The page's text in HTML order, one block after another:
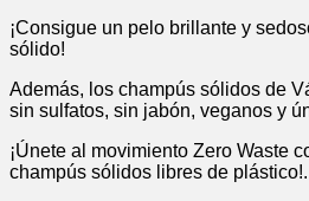
¡Consigue un pelo brillante y
sólido!
Además, los champús sólidos de
sin sulfatos, sin jabón, veganos y
¡Únete al movimiento Zero Waste
champús sólidos libres de plástico!.